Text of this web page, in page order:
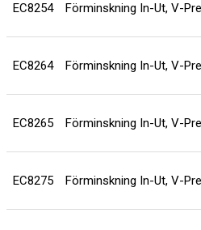
EC8254 Förminskning In-Ut, V-
EC8264 Förminskning In-Ut, V-
EC8265 Förminskning In-Ut, V-
EC8275 Förminskning In-Ut, V-